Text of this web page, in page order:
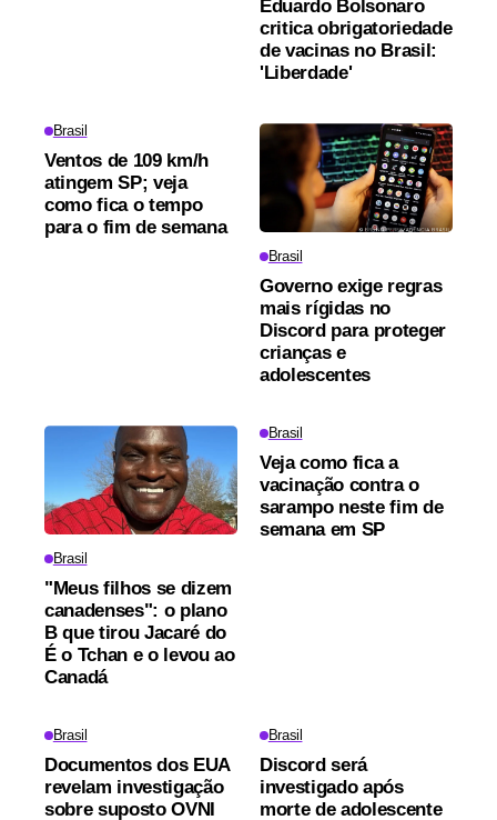
Eduardo Bolsonaro
critica obrigatoriedade
de vacinas no Brasil:
'Liberdade'
Brasil
Ventos de 109 km/h
atingem SP; veja
como fica o tempo
para o fim de semana
Brasil
Governo exige regras
mais rígidas no
Discord para proteger
crianças e
adolescentes
Brasil
"Meus filhos se dizem
canadenses": o plano
B que tirou Jacaré do
É o Tchan e o levou ao
Canadá
Brasil
Veja como fica a
vacinação contra o
sarampo neste fim de
semana em SP
Brasil
Documentos dos EUA
revelam investigação
sobre suposto OVNI
Brasil
Discord será
investigado após
morte de adolescente